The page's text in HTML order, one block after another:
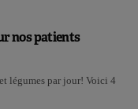
nos patients
légumes par jour! Voici 4